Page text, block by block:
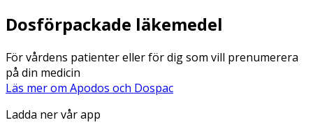
Dosförpackade läkemedel
För vårdens patienter eller för dig som vill prenumerera
på din medicin
Läs mer om Apodos och Dospac
Ladda ner vår app